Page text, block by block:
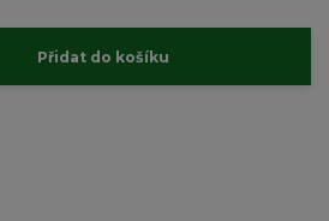
Přidat do košíku